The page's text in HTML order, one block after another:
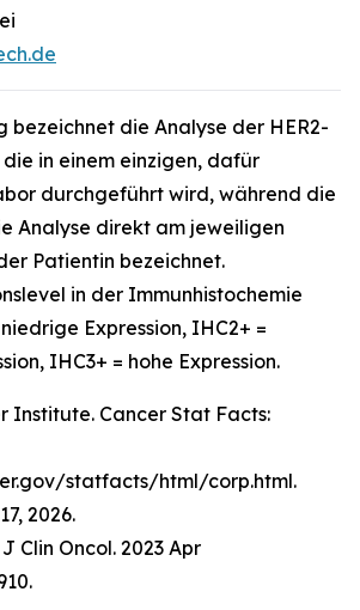
bezeichnet die Analyse der HER2-
die in einem einzigen, dafür
durchgeführt wird, während die
Analyse direkt am jeweiligen
Patientin bezeichnet.
in der Immunhistochemie
Expression, IHC2+ =
IHC3+ = hohe Expression.
Institute. Cancer Stat Facts:
statfacts/html/corp.html.
2026.
Clin Oncol. 2023 Apr